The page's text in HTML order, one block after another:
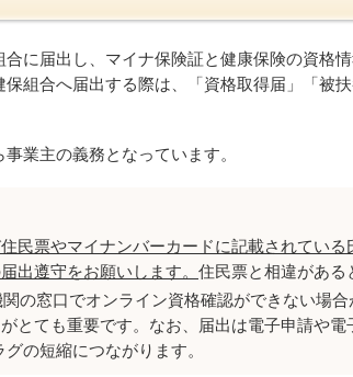
に届出し、マイナ保険証と健康保険の資格
組合へ届出する際は、「資格取得届」「被
業主の義務となっています。
民票やマイナンバーカードに記載されている
出遵守をお願いします。 住民票と相違がある
の窓口でオンライン資格確認ができない場合
とても重要です。なお、届出は電子申請や電
の短縮につながります。